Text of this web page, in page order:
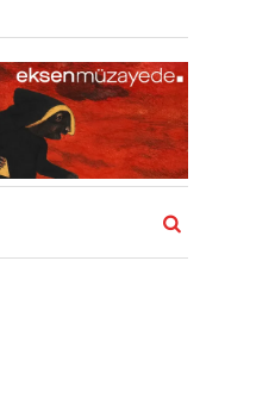
nasıl komplo kanıtına